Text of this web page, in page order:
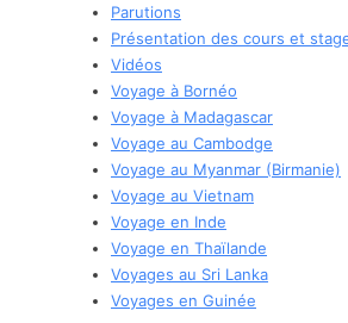
Parutions
Présentation des cours et
Vidéos
Voyage à Bornéo
Voyage à Madagascar
Voyage au Cambodge
Voyage au Myanmar (Birmanie)
Voyage au Vietnam
Voyage en Inde
Voyage en Thaïlande
Voyages au Sri Lanka
Voyages en Guinée